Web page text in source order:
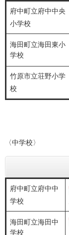
府中町立府中中央
小学校
海田町立海田東小
学校
竹原市立荘野小学
校
〈中学校〉
府中町立府中中
学校
海田町立海田中
学校